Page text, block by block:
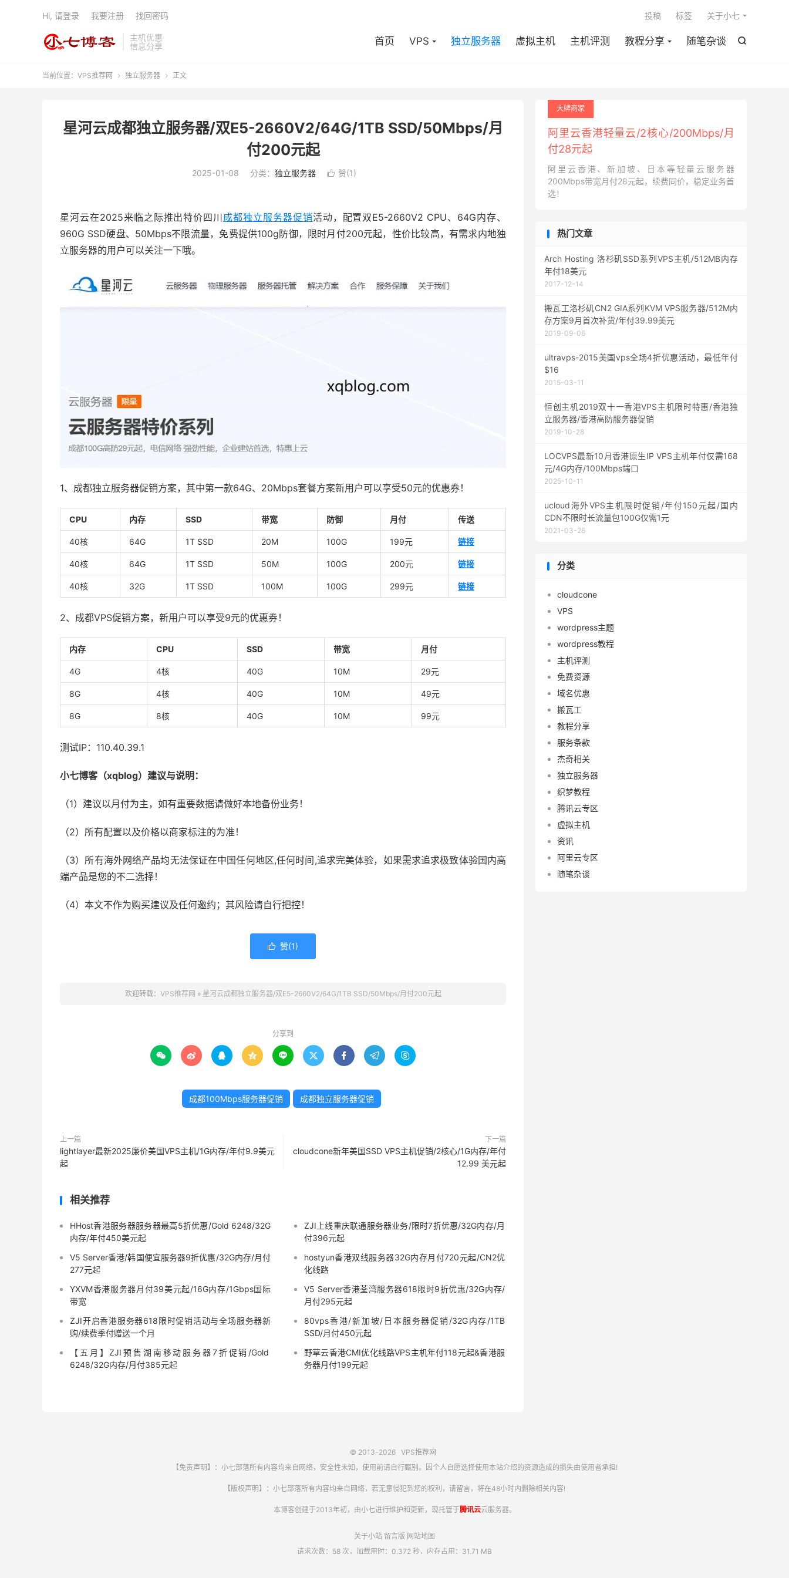
主机优惠
信息分享

首页 VPS 独立服务器 虚拟主机 主机评测 教程分享 随笔杂谈
投稿 标签 关于小七
Hi, 请登录 我要注册 找回密码
当前位置： VPS推荐网  独立服务器  正文
星河云成都独立服务器/双E5-2660V2/64G/1TB SSD/50Mbps/月
付200元起
2025-01-08 分类： 独立服务器  赞(1)
星河云在2025来临之际推出特价四川成都独立服务器促销活动，配置双E5-2660V2 CPU、64G内存、
960G SSD硬盘、50Mbps不限流量，免费提供100g防御，限时月付200元起，性价比较高，有需求内地独
立服务器的用户可以关注一下哦。
1、成都独立服务器促销方案，其中第一款64G、20Mbps套餐方案新用户可以享受50元的优惠券！
CPU 内存 SSD 带宽 防御 月付 传送
40核 64G 1T SSD 20M 100G 199元 链接
40核 64G 1T SSD 50M 100G 200元 链接
40核 32G 1T SSD 100M 100G 299元 链接
2、成都VPS促销方案，新用户可以享受9元的优惠券！
内存 CPU SSD 带宽 月付
4G 4核 40G 10M 29元
8G 4核 40G 10M 49元
8G 8核 40G 10M 99元
测试IP： 110.40.39.1
小七博客（xqblog）建议与说明：
（1）建议以月付为主，如有重要数据请做好本地备份业务！
（2）所有配置以及价格以商家标注的为准！
（3）所有海外网络产品均无法保证在中国任何地区,任何时间,追求完美体验，如果需求追求极致体验国内高
端产品是您的不二选择！
（4）本文不作为购买建议及任何邀约；其风险请自行把控！
 赞(1)
欢迎转载： VPS推荐网 » 星河云成都独立服务器/双E5-2660V2/64G/1TB SSD/50Mbps/月付200元起
分享到
        
成都100Mbps服务器促销 成都独立服务器促销
上一篇
lightlayer最新2025廉价美国VPS主机/1G内存/年付9.9美元
起
下一篇
cloudcone新年美国SSD VPS主机促销/2核心/1G内存/年付
12.99 美元起
相关推荐
HHost香港服务器服务器最高5折优惠/Gold 6248/32G
内存/年付450美元起
ZJI上线重庆联通服务器业务/限时7折优惠/32G内存/月
付396元起
V5 Server香港/韩国便宜服务器9折优惠/32G内存/月付
277元起
hostyun香港双线服务器32G内存月付720元起/CN2优
化线路
YXVM香港服务器月付39美元起/16G内存/1Gbps国际
带宽
V5 Server香港荃湾服务器618限时9折优惠/32G内存/
月付295元起
ZJI开启香港服务器618限时促销活动与全场服务器新
购/续费季付赠送一个月
80vps香港/新加坡/日本服务器促销/32G内存/1TB
SSD/月付450元起
【五月】ZJI预售湖南移动服务器7折促销/Gold
6248/32G内存/月付385元起
野草云香港CMI优化线路VPS主机年付118元起&香港服
务器月付199元起
大牌商家
阿里云香港轻量云/2核心/200Mbps/月
付28元起
阿里云香港、新加坡、日本等轻量云服务器
200Mbps带宽月付28元起，续费同价，稳定业务首
选！
热门文章
Arch Hosting 洛杉矶SSD系列VPS主机/512MB内存
年付18美元
2017-12-14
搬瓦工洛杉矶CN2 GIA系列KVM VPS服务器/512M内
存方案9月首次补货/年付39.99美元
2019-09-06
ultravps-2015美国vps全场4折优惠活动，最低年付
$16
2015-03-11
恒创主机2019双十一香港VPS主机限时特惠/香港独
立服务器/香港高防服务器促销
2019-10-28
LOCVPS最新10月香港原生IP VPS主机年付仅需168
元/4G内存/100Mbps端口
2025-10-11
ucloud海外VPS主机限时促销/年付150元起/国内
CDN不限时长流量包100G仅需1元
2021-03-26
分类
cloudcone
VPS
wordpress主题
wordpress教程
主机评测
免费资源
域名优惠
搬瓦工
教程分享
服务条款
杰奇相关
独立服务器
织梦教程
腾讯云专区
虚拟主机
资讯
阿里云专区
随笔杂谈
© 2013-2026 VPS推荐网
【免责声明】：小七部落所有内容均来自网络，安全性未知，使用前请自行甄别。因个人自愿选择使用本站介绍的资源造成的损失由使用者承担!
【版权声明】：小七部落所有内容均来自网络，若无意侵犯到您的权利，请留言，将在48小时内删除相关内容!
本博客创建于2013年初，由小七进行维护和更新，现托管于腾讯云云服务器。
关于小站 留言版 网站地图
请求次数：58 次，加载用时：0.372 秒，内存占用：31.71 MB